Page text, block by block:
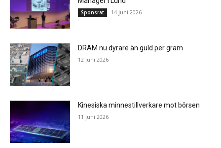
Sponsrat 14 juni 2026
DRAM nu dyrare än guld per gram
12 juni 2026
Kinesiska minnestillverkare mot börsen
11 juni 2026